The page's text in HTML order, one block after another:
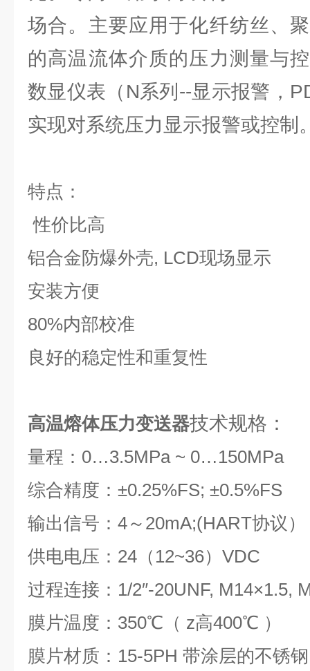
场合。主要应用于化纤纺丝、
的高温流体介质的压力测量与
数显仪表（N系列--显示报警，
实现对系统压力显示报警或控制
特点：
性价比高
铝合金防爆外壳, LCD现场显示
安装方便
80%内部校准
良好的稳定性和重复性
高温熔体压力变送器技术规格：
量程：0…3.5MPa ~ 0…150MPa
综合精度：±0.25%FS; ±0.5%FS
输出信号：4～20mA;(HART协议）
供电电压：24（12~36）VDC
过程连接：1/2″-20UNF, M14×1.5,
膜片温度：350℃（ z高400℃ ）
膜片材质：15-5PH 带涂层的不锈钢